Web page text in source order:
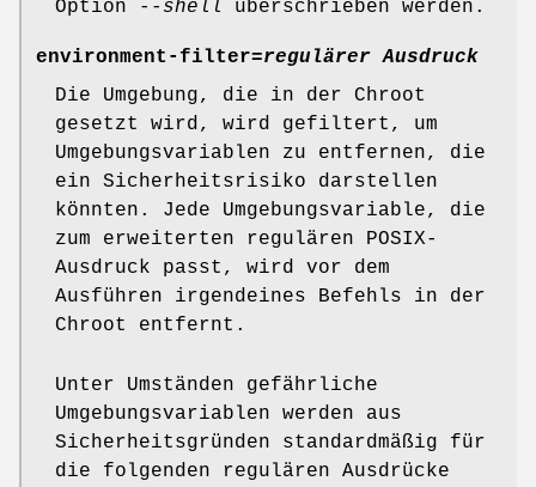
Option --shell überschrieben werden.
environment-filter=regulärer Ausdruck
Die Umgebung, die in der Chroot
gesetzt wird, wird gefiltert, um
Umgebungsvariablen zu entfernen, die
ein Sicherheitsrisiko darstellen
könnten. Jede Umgebungsvariable, die
zum erweiterten regulären POSIX-
Ausdruck passt, wird vor dem
Ausführen irgendeines Befehls in der
Chroot entfernt.
Unter Umständen gefährliche
Umgebungsvariablen werden aus
Sicherheitsgründen standardmäßig für
die folgenden regulären Ausdrücke